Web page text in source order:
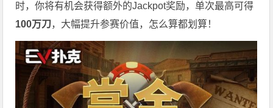
时，你将有机会获得额外的Jackpot奖励，单次最高可得
100万刀，大幅提升参赛价值，怎么算都划算！